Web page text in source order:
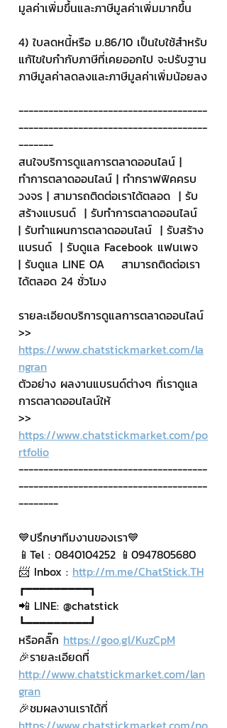
มูลค่าเพิ่มขึ้นและภาษีมูลค่าเพิ่มมากขึ้น
4) ใบลดหนี้หรือ ม.86/10 เป็นใบใช้สำหรับ
แก้ไขใบกำกับภาษีที่เคยออกไป จะปรับฐาน
ภาษีมูลค่าลดลงและภาษีมูลค่าเพิ่มน้อยลง
--------------------------------------
--------------------------------------
-------
สนใจบริการดูแลการตลาดออนไลน์ |
ทำการตลาดออนไลน์ | ทำกราฟฟิคครบ
วงจร | สามารถติดต่อเราได้ตลอด  | รับ
สร้างแบรนด์  | รับทำการตลาดออนไลน์
| รับทำแผนการตลาดออนไลน์  | รับสร้าง
แบรนด์  | รับดูแล Facebook แฟนเพจ
| รับดูแล LINE OA    สามารถติดต่อเรา
ได้ตลอด 24 ชั่วโมง
รายละเอียดบริการดูแลการตลาดออนไลน์
>>
https://www.chatstickmarket.com/la
ngran
ตัวอย่าง ผลงานแบรนด์ต่างๆ ที่เราดูแล
การตลาดออนไลน์ให้
>>
https://www.chatstickmarket.com/po
rtfolio
--------------------------------------
--------------------------------------
--------
💙ปรึกษาทีมงานของเรา💙
📱Tel : 0840104252 📱0947805680
📨 Inbox : http://m.me/ChatStick.TH
┏━━━━━━━━━┓
📲 LINE: @chatstick
┗━━━━━━━━━┛
หรือคลิ๊ก https://goo.gl/KuzCpM
🎉รายละเอียดที่
http://www.chatstickmarket.com/lan
gran
🎉ชมผลงานเราได้ที่